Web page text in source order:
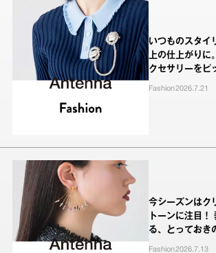
いつものスタイ
上の仕上がりに
クセサリーをピ
Fashion2026.7.21
今シーズンはク
トーンに注目！
る、とっておき
Fashion2026.7.13